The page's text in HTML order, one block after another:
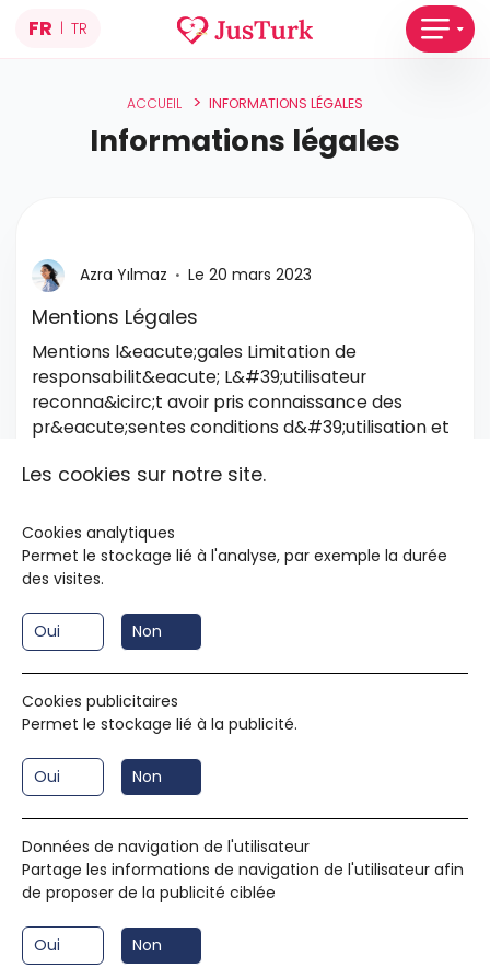
Les cookies sur notre site.
Oui Non
Cookies analytiques
Permet le stockage lié à l'analyse, par exemple la durée
des visites.
Oui Non
Cookies publicitaires
Permet le stockage lié à la publicité.
Oui Non
Données de navigation de l'utilisateur
Partage les informations de navigation de l'utilisateur afin
de proposer de la publicité ciblée
FR | TR
ACCUEIL > INFORMATIONS LÉGALES
Informations légales
Azra Yılmaz • Le 20 mars 2023
Mentions Légales
Mentions l&eacute;gales Limitation de
responsabilit&eacute; L&#39;utilisateur
reconna&icirc;t avoir pris connaissance des
pr&eacute;sentes conditions d&#39;utilisation et
Condition Générales d'Utilisation
En date du 01/01/2010 Pr&eacute;ambule
Justurk&reg; est un Service de rencontres entre
personnes, accessible aux Membres de Justurk
par internet. Certaines fonctionnalit&eacute;s du
Serv...